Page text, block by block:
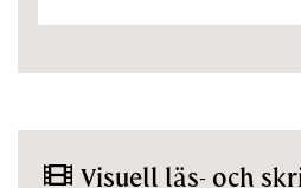
Visuell läs- och